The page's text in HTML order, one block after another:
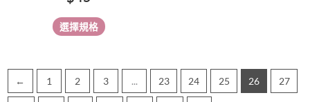
選擇規格
選
擇
項
←
1 2 3 ... 23 24 25 26 27